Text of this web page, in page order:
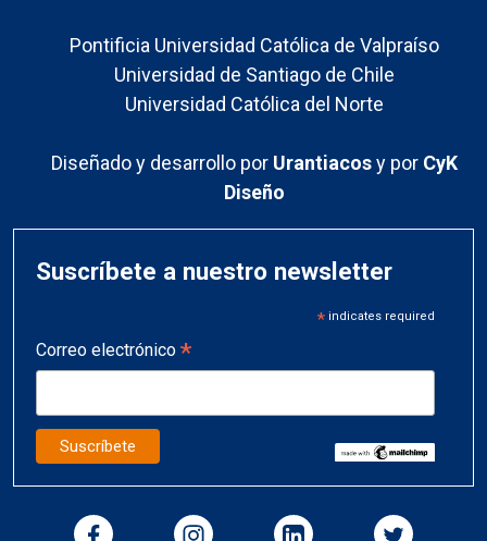
Pontificia Universidad Católica de Valpraíso
Universidad de Santiago de Chile
Universidad Católica del Norte
Diseñado y desarrollo por Urantiacosy por CyK
Diseño
Suscríbete a nuestro newsletter
*indicates required
Correo electrónico *